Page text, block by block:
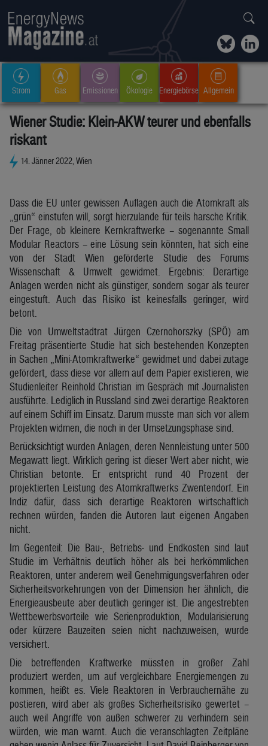
Strom Gas Emissionen Ökologie Energiebörse Allgemein
Wiener Studie: Klein-AKW teurer und ebenfalls
riskant
14. Jänner 2022, Wien
Dass die EU unter gewissen Auflagen auch die Atomkraft als
„grün“ einstufen will, sorgt hierzulande für teils harsche Kritik.
Der Frage, ob kleinere Kernkraftwerke – sogenannte Small
Modular Reactors – eine Lösung sein könnten, hat sich eine
von der Stadt Wien geförderte Studie des Forums
Wissenschaft & Umwelt gewidmet. Ergebnis: Derartige
Anlagen werden nicht als günstiger, sondern sogar als teurer
eingestuft. Auch das Risiko ist keinesfalls geringer, wird
betont.
Die von Umweltstadtrat Jürgen Czernohorszky (SPÖ) am
Freitag präsentierte Studie hat sich bestehenden Konzepten
in Sachen „Mini-Atomkraftwerke“ gewidmet und dabei zutage
gefördert, dass diese vor allem auf dem Papier existieren, wie
Studienleiter Reinhold Christian im Gespräch mit Journalisten
ausführte. Lediglich in Russland sind zwei derartige Reaktoren
auf einem Schiff im Einsatz. Darum musste man sich vor allem
Projekten widmen, die noch in der Umsetzungsphase sind.
Berücksichtigt wurden Anlagen, deren Nennleistung unter 500
Megawatt liegt. Wirklich gering ist dieser Wert aber nicht, wie
Christian betonte. Er entspricht rund 40 Prozent der
projektierten Leistung des Atomkraftwerks Zwentendorf. Ein
Indiz dafür, dass sich derartige Reaktoren wirtschaftlich
rechnen würden, fanden die Autoren laut eigenen Angaben
nicht.
Im Gegenteil: Die Bau-, Betriebs- und Endkosten sind laut
Studie im Verhältnis deutlich höher als bei herkömmlichen
Reaktoren, unter anderem weil Genehmigungsverfahren oder
Sicherheitsvorkehrungen von der Dimension her ähnlich, die
Energieausbeute aber deutlich geringer ist. Die angestrebten
Wettbewerbsvorteile wie Serienproduktion, Modularisierung
oder kürzere Bauzeiten seien nicht nachzuweisen, wurde
versichert.
Die betreffenden Kraftwerke müssten in großer Zahl
produziert werden, um auf vergleichbare Energiemengen zu
kommen, heißt es. Viele Reaktoren in Verbrauchernähe zu
postieren, wird aber als großes Sicherheitsrisiko gewertet –
auch weil Angriffe von außen schwerer zu verhindern sein
würden, wie man warnt. Auch die veranschlagten Zeitpläne